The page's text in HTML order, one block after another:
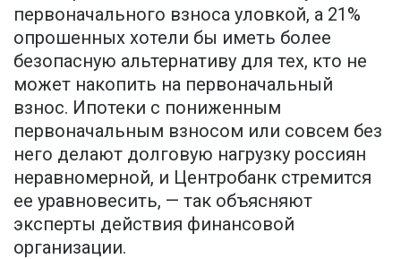
первоначального взноса уловкой, а 21%
опрошенных хотели бы иметь более
безопасную альтернативу для тех, кто не
может накопить на первоначальный
взнос. Ипотеки с пониженным
первоначальным взносом или совсем без
него делают долговую нагрузку россиян
неравномерной, и Центробанк стремится
ее уравновесить, — так объясняют
эксперты действия финансовой
организации.